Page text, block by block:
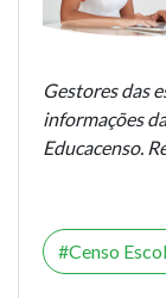
Gestores das
informações
Educacenso.
Censo